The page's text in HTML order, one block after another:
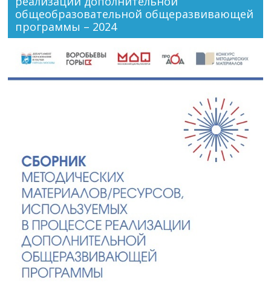
общеобразовательной общеразвивающей
программы – 2024